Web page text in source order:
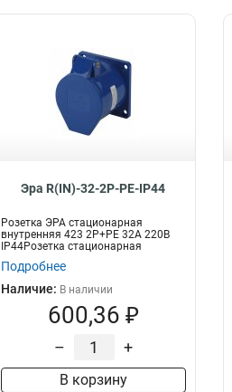
Эра R(IN)-32-2P-PE-IP44
Розетка ЭРА стационарная
внутренняя 423 2Р+РЕ 32А 220В
IP44Розетка стационарная
внутренняя 2Р+Р...
Подробнее
Наличие: В наличии
600,36 ₽
– +
В корзину